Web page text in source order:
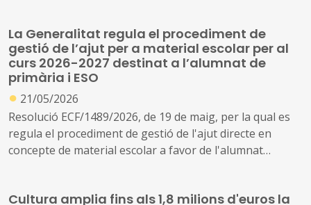
La Generalitat regula el procediment de
gestió de l’ajut per a material escolar per al
curs 2026-2027 destinat a l’alumnat de
primària i ESO
● 21/05/2026
Resolució ECF/1489/2026, de 19 de maig, per la qual es
regula el procediment de gestió de l'ajut directe en
concepte de material escolar a favor de l'alumnat
impulsat per l'Acord GOV/105/2026, de 12 de maig (ref.
Cultura amplia fins als 1,8 milions d'euros la